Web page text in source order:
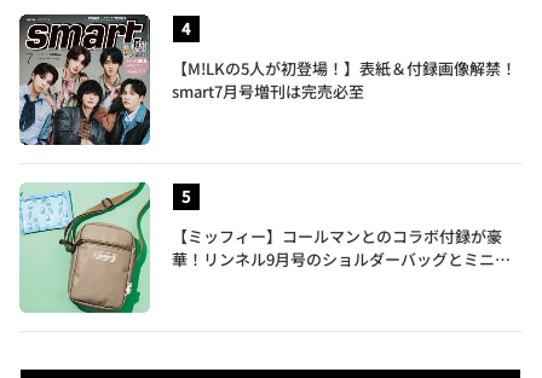
【M!LKの5人が初登場！】表紙＆付録画像解禁！
smart7月号増刊は完売必至
【ミッフィー】コールマンとのコラボ付録が豪
華！リンネル9月号のショルダーバッグとミニリ